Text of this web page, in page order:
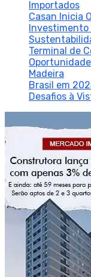
Importados
Casan Inicia
Investimento
Terminal de
Madeira
Brasil em
Desafios à